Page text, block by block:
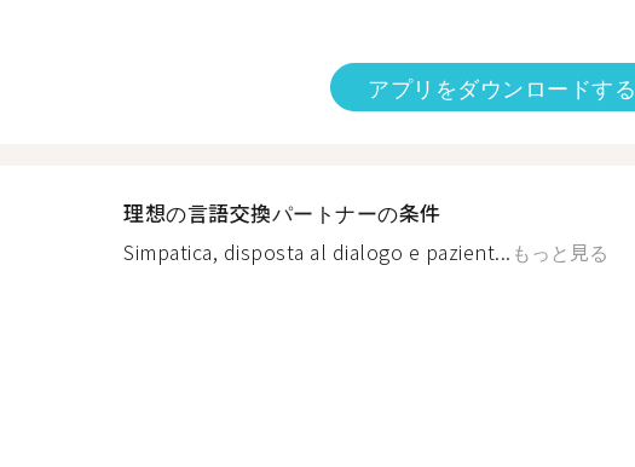
アプリをダウンロードする
理想の言語交換パートナーの条件
Simpatica, disposta al dialogo e pazient... もっと見る